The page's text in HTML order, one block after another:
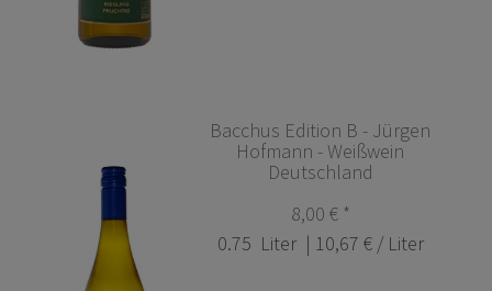
Bacchus Edition B - Jürgen
Hofmann - Weißwein
Deutschland
8,00 € *
0.75 Liter | 10,67 € / Liter